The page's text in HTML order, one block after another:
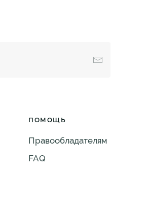
ПОМОЩЬ
Правообладателям
FAQ